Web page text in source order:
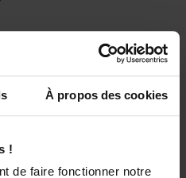
À propos des cookies
!
de faire fonctionner notre